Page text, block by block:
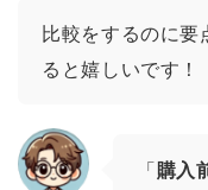
比較をするのに要
ると嬉しいです！
「購入